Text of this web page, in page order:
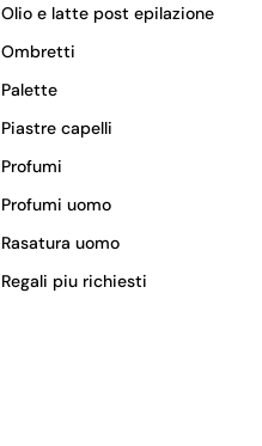
Olio e latte post epilazione
Ombretti
Palette
Piastre capelli
Profumi
Profumi uomo
Rasatura uomo
Regali piu richiesti